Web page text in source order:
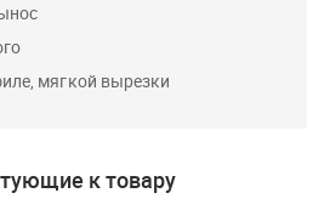
мягкой вырезки
к товару